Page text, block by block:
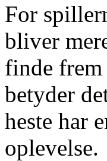
For
bliver
finde
betyder
heste har
oplevelse.